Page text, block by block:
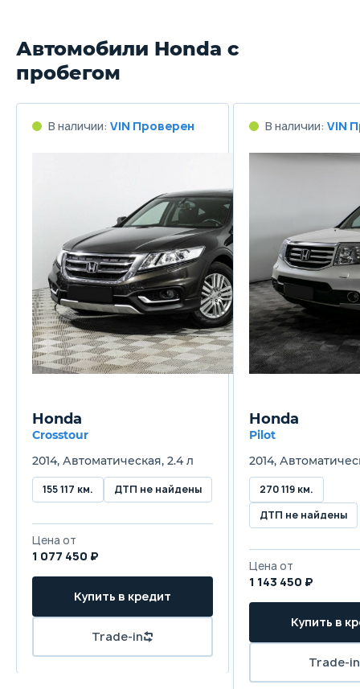
Автомобили Honda с
пробегом
В наличии: VIN Проверен
Honda
Crosstour
2014, Автоматическая, 2.4 л
155 117 км. ДТП не найдены
Цена от
1 077 450 ₽
Купить в кредит
Trade-in
В наличии: VIN
Honda
Pilot
2014,
270 119 км.
ДТП не найдены
Цена от
1 143 450 ₽
Купить в
Trade-in